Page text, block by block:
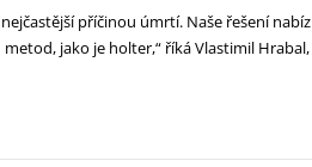
příčinou úmrtí. Naše řešení
jako je holter,“ říká Vlastimil Hrabal,